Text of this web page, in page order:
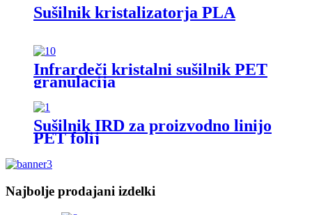
Sušilnik kristalizatorja PLA
Infrardeči kristalni sušilnik PET
granulacija
Sušilnik IRD za proizvodno linijo
PET folij
Najbolje prodajani izdelki